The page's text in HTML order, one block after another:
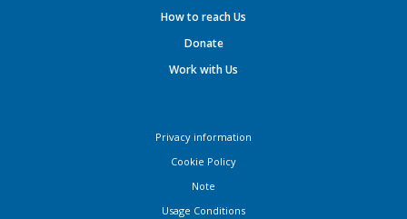
How to reach Us
Donate
Work with Us
Privacy information
Cookie Policy
Note
Usage Conditions